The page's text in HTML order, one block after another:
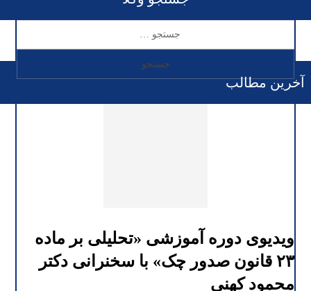
آخرین مطالب
ویدیوی دوره آموزشی «تحلیلی بر ماده
۲۳ قانون صدور چک» با سخنرانی دکتر
محمود کهنی